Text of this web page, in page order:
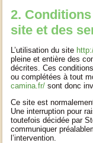
2.
site et des
L’utilisation du site
pleine et entière des
décrites. Ces
ou complétées à tout
camina.fr/ sont donc
Ce site est
Une interruption pour
toutefois décidée par
communiquer
l’intervention.